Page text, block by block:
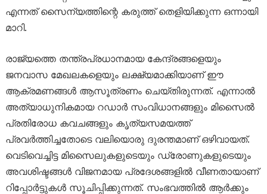
എന്നത് സൈന്യത്തിന്റെ കരുത്ത് തെളിയിക്കുന്ന ഒന്നായി
മാറി.
രാജ്യത്തെ തന്ത്രപ്രധാനമായ കേന്ദ്രങ്ങളെയും
ജനവാസ മേഖലകളെയും ലക്ഷ്യമാക്കിയാണ് ഈ
ആക്രമണങ്ങൾ ആസൂത്രണം ചെയ്തിരുന്നത്. എന്നാൽ
അത്യാധുനികമായ റഡാർ സംവിധാനങ്ങളും മിസൈൽ
പ്രതിരോധ കവചങ്ങളും കൃത്യസമയത്ത്
പ്രവർത്തിച്ചതോടെ വലിയൊരു ദുരന്തമാണ് ഒഴിവായത്.
വെടിവെച്ചിട്ട മിസൈലുകളുടെയും ഡ്രോണുകളുടെയും
അവശിഷ്ടങ്ങൾ വിജനമായ പ്രദേശങ്ങളിൽ വീണതായാണ്
റിപ്പോർട്ടുകൾ സൂചിപ്പിക്കുന്നത്. സംഭവത്തിൽ ആർക്കും